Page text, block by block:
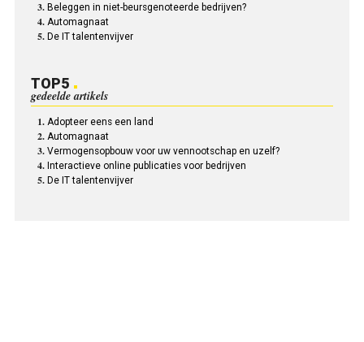
Beleggen in niet-beursgenoteerde bedrijven?
Automagnaat
De IT talentenvijver
TOP5
gedeelde artikels
Adopteer eens een land
Automagnaat
Vermogensopbouw voor uw vennootschap en uzelf?
Interactieve online publicaties voor bedrijven
De IT talentenvijver